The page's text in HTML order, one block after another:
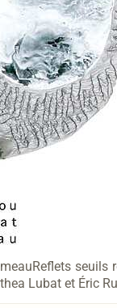
Lubat et Éric